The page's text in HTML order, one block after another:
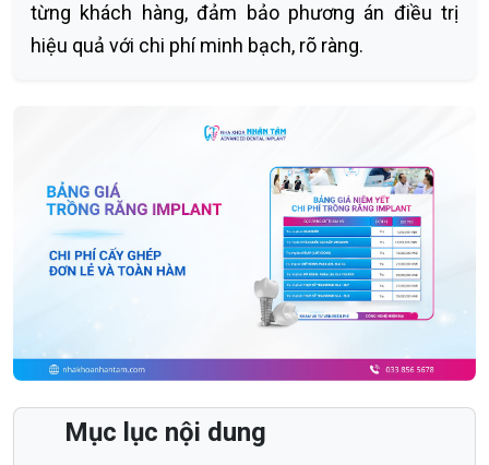
từng khách hàng, đảm bảo phương án điều trị
hiệu quả với chi phí minh bạch, rõ ràng.
Mục lục nội dung